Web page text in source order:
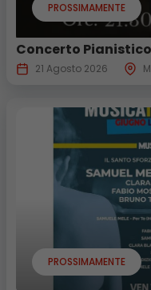
PROSSIMAMENTE
Concerto
21 Agosto 2026
PROSSIMAMENTE